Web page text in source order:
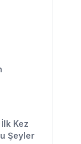
Kez
Şeyler